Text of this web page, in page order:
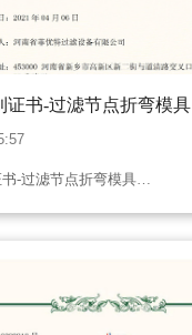
证书-过滤节点折弯模具
-过滤节点折弯模具…